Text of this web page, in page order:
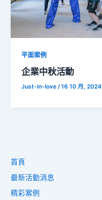
平面案例
企業中秋活動
Just-in-love /16 10 月, 2024
首頁
最新活動消息
精彩案例